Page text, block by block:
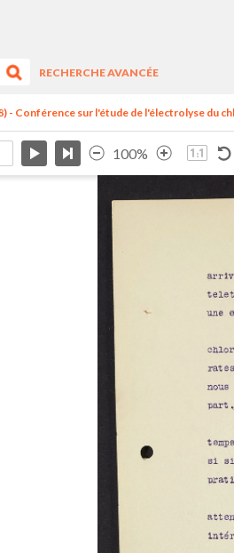
RECHERCHE AVANCÉE
- Conférence sur l'étude de l'électrolyse du
100%